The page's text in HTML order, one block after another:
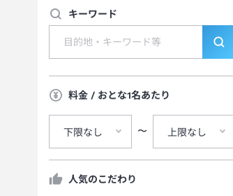
キーワード
料金 / おとな1名あたり
下限なし 〜 上限なし
人気のこだわり